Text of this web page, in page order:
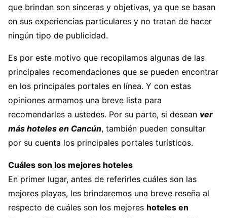
que brindan son sinceras y objetivas, ya que se basan
en sus experiencias particulares y no tratan de hacer
ningún tipo de publicidad.
Es por este motivo que recopilamos algunas de las
principales recomendaciones que se pueden encontrar
en los principales portales en línea. Y con estas
opiniones armamos una breve lista para
recomendarles a ustedes. Por su parte, si desean ver
más hoteles en Cancún, también pueden consultar
por su cuenta los principales portales turísticos.
Cuáles son los mejores hoteles
En primer lugar, antes de referirles cuáles son las
mejores playas, les brindaremos una breve reseña al
respecto de cuáles son los mejores hoteles en